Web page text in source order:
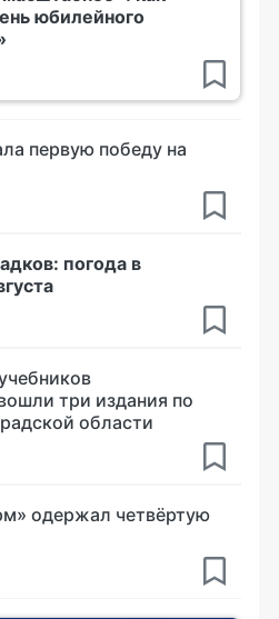
юбилейного
первую победу на
погода в
три издания по
области
одержал четвёртую